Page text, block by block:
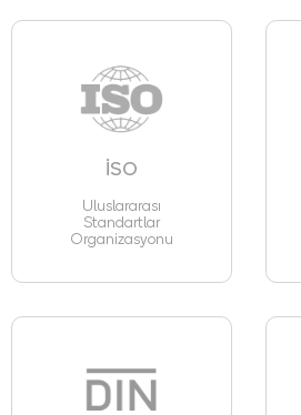
İSO
Uluslararası
Standartlar
Organizasyonu